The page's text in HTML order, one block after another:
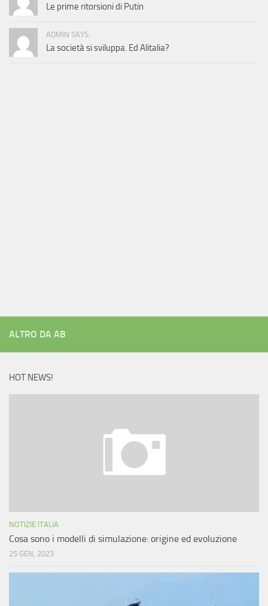
Le prime ritorsioni di Putin
ADMIN SAYS:
La società si sviluppa. Ed Alitalia?
ALTRO DA AB
HOT NEWS!
NOTIZIE ITALIA
Cosa sono i modelli di simulazione: origine ed evoluzione
25 GEN, 2023